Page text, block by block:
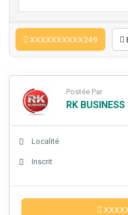
XXXXXXXXXX249
Postée Par
RK BUSINESS
Localité
Inscrit